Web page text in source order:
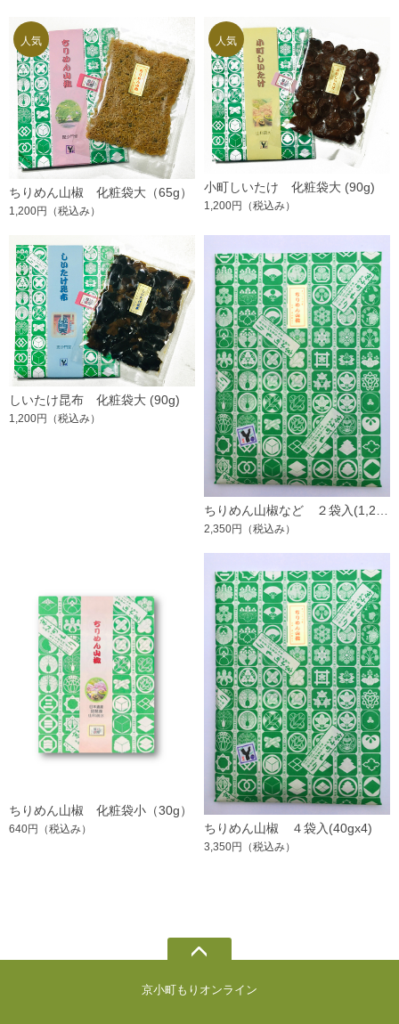
ちりめん山椒 化粧袋大（65g）
1,200円 （税込み）
小町しいたけ 化粧袋大 (90g)
1,200円 （税込み）
しいたけ昆布 化粧袋大 (90g)
1,200円 （税込み）
2,350円 （税込み）
ちりめん山椒 化粧袋小（30g）
640円 （税込み） ちりめん山椒 ４袋入(40gx4)
3,350円 （税込み）
京小町もりオンライン